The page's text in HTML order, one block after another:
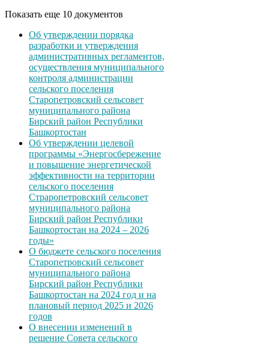
Показать еще 10 документов
Об утверждении порядка
разработки и утверждения
административных регламентов,
осуществления муниципального
контроля администрации
сельского поселения
Старопетровский сельсовет
муниципального района
Бирский район Республики
Башкортостан
Об утверждении целевой
программы «Энергосбережение
и повышение энергетической
эффективности на территории
сельского поселения
Страропетровский сельсовет
муниципального района
Бирский район Республики
Башкортостан на 2024 – 2026
годы»
О бюджете сельского поселения
Старопетровский сельсовет
муниципального района
Бирский район Республики
Башкортостан на 2024 год и на
плановый период 2025 и 2026
годов
О внесении изменений в
решение Совета сельского